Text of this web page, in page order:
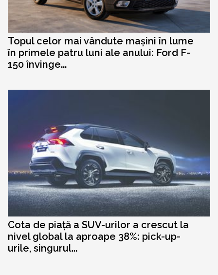
Topul celor mai vândute mașini în lume
în primele patru luni ale anului: Ford F-
150 învinge...
Cota de piață a SUV-urilor a crescut la
nivel global la aproape 38%: pick-up-
urile, singurul...